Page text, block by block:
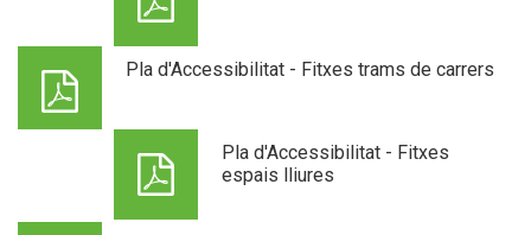
Pla d'Accessibilitat - Fitxes trams de carrers
Pla d'Accessibilitat - Fitxes
espais lliures